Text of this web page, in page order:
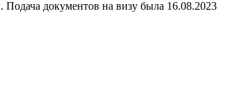
документов на визу была 16.08.2023